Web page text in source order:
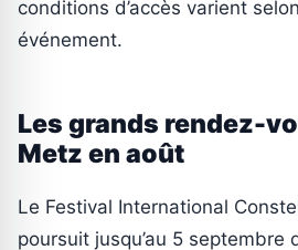
conditions d’accès varient
événement.
Les grands rendez-
Metz en août
Le Festival International
poursuit jusqu’au 5 septembre